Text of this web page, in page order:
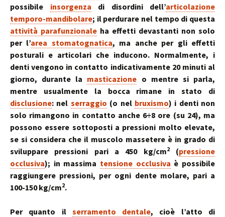
possibile insorgenza di disordini dell’articolazione
temporo-mandibolare; il perdurare nel tempo di questa
attività parafunzionale ha effetti devastanti non solo
per l’area stomatognatica, ma anche per gli effetti
posturali e articolari che inducono. Normalmente, i
denti vengono in contatto indicativamente 20 minuti al
giorno, durante la masticazione o mentre si parla,
mentre usualmente la bocca rimane in stato di
disclusione: nel serraggio (o nel bruxismo) i denti non
solo rimangono in contatto anche 6÷8 ore (su 24), ma
possono essere sottoposti a pressioni molto elevate,
se si considera che il muscolo massetere è in grado di
sviluppare pressioni pari a 450 kg/cm2(pressione
occlusiva); in massima tensione occlusiva è possibile
raggiungere pressioni, per ogni dente molare, pari a
100-150 kg/cm2.
Per quanto il serramento dentale, cioè l’atto di